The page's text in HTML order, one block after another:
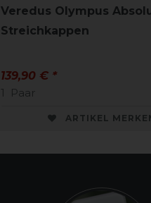
Veredus Olympus
Streichkappen
139,90 € *
1
Paar
ARTIKEL